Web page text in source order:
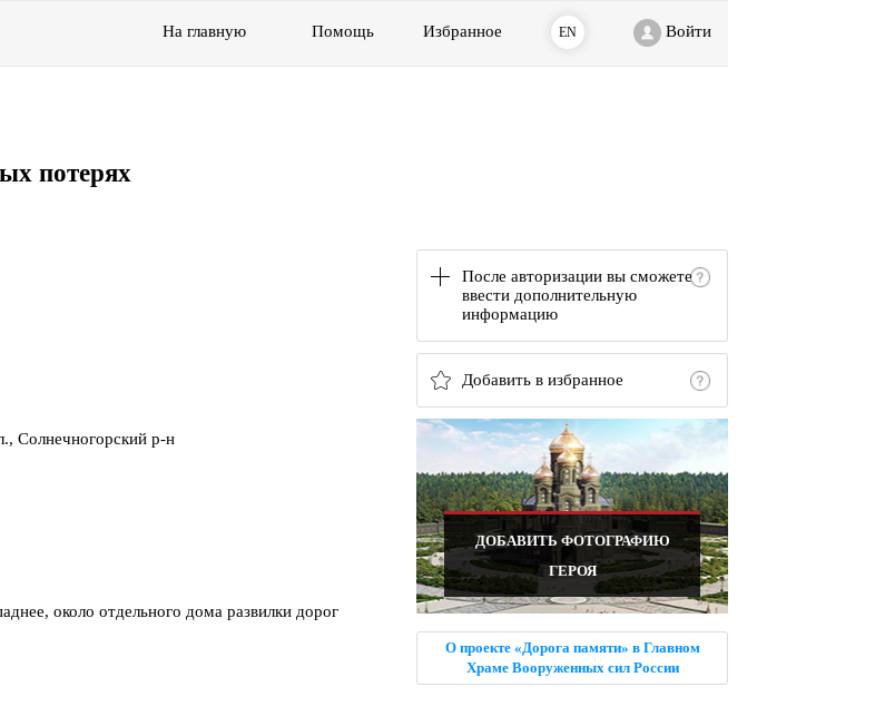
На главную Помощь Избранное EN Войти
потерях
После авторизации вы сможете
ввести дополнительную
информацию
Добавить в избранное
ДОБАВИТЬ ФОТОГРАФИЮ
ГЕРОЯ
О проекте «Дорога памяти» в Главном
Храме Вооруженных сил России
Солнечногорский р-н
около отдельного дома развилки дорог